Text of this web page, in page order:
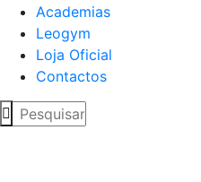
Academias
Leogym
Loja Oficial
Contactos